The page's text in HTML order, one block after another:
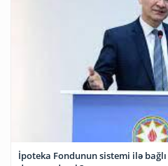
İpoteka Fondunun sistemi ilə